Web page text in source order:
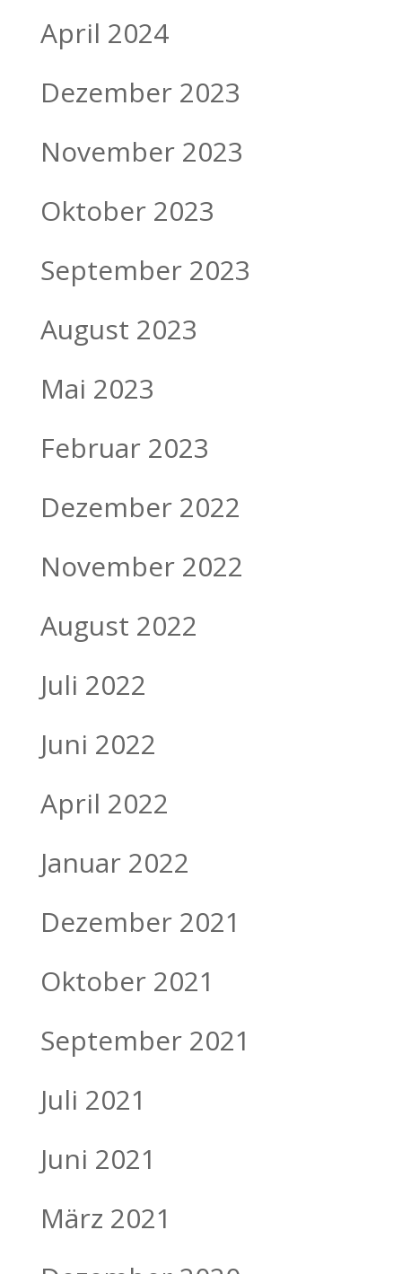
April 2024
Dezember 2023
November 2023
Oktober 2023
September 2023
August 2023
Mai 2023
Februar 2023
Dezember 2022
November 2022
August 2022
Juli 2022
Juni 2022
April 2022
Januar 2022
Dezember 2021
Oktober 2021
September 2021
Juli 2021
Juni 2021
März 2021